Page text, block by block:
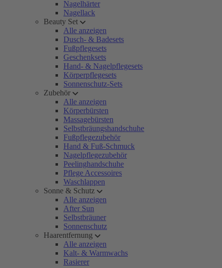
Nagelhärter
Nagellack
Beauty Set
Alle anzeigen
Dusch- & Badesets
Fußpflegesets
Geschenksets
Hand- & Nagelpflegesets
Körperpflegesets
Sonnenschutz-Sets
Zubehör
Alle anzeigen
Körperbürsten
Massagebürsten
Selbstbräungshandschuhe
Fußpflegezubehör
Hand & Fuß-Schmuck
Nagelpflegezubehör
Peelinghandschuhe
Pflege Accessoires
Waschlappen
Sonne & Schutz
Alle anzeigen
After Sun
Selbstbräuner
Sonnenschutz
Haarentfernung
Alle anzeigen
Kalt- & Warmwachs
Rasierer